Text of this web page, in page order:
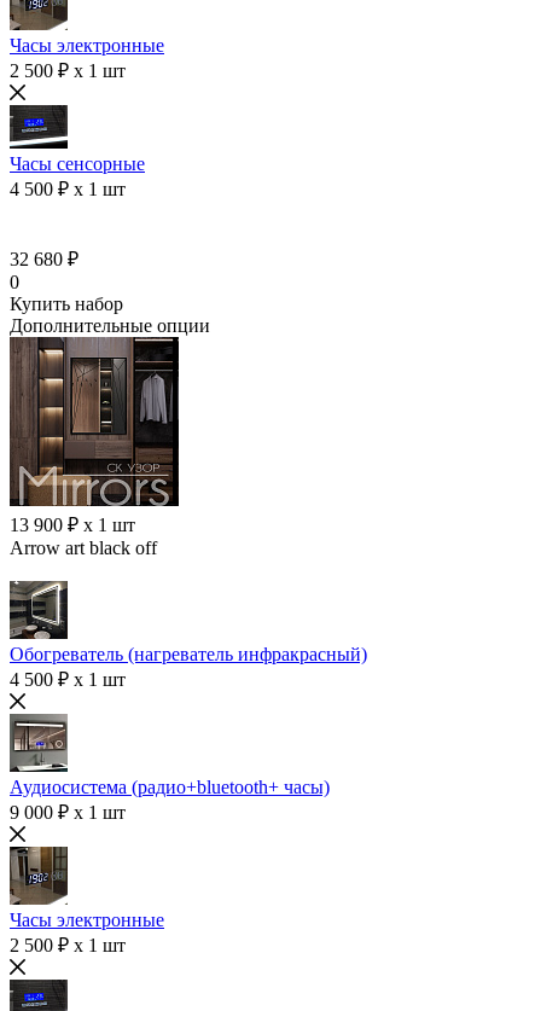
Часы электронные
2 500 ₽ x 1 шт
Часы сенсорные
4 500 ₽ x 1 шт
32 680 ₽
0
Купить набор
Дополнительные опции
13 900 ₽ x 1 шт
Arrow art black off
Обогреватель (нагреватель инфракрасный)
4 500 ₽ x 1 шт
Аудиосистема (радио+bluetooth+ часы)
9 000 ₽ x 1 шт
Часы электронные
2 500 ₽ x 1 шт